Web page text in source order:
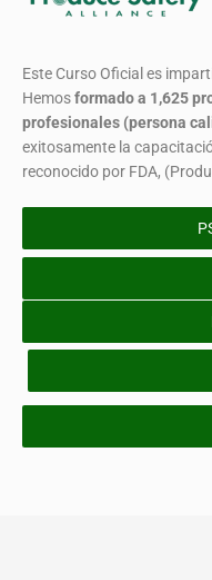
Este Curso Oficial es
Hemosformadoa 1,625
profesionales (persona
exitosamente la
reconocido por FDA,